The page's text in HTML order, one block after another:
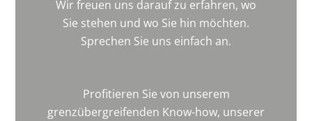
Wir freuen uns darauf zu erfahren, wo
Sie stehen und wo Sie hin möchten.
Sprechen Sie uns einfach an.
Profitieren Sie von unserem
grenzübergreifenden Know-how, unserer